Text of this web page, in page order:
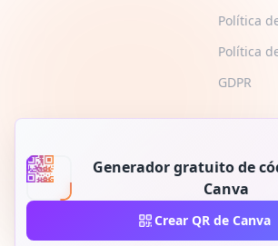
Generador gratuito de
Canva
Crear QR de Canva
Política
Política
GDPR
2026 © QR-Build. QR-Build. Todos los